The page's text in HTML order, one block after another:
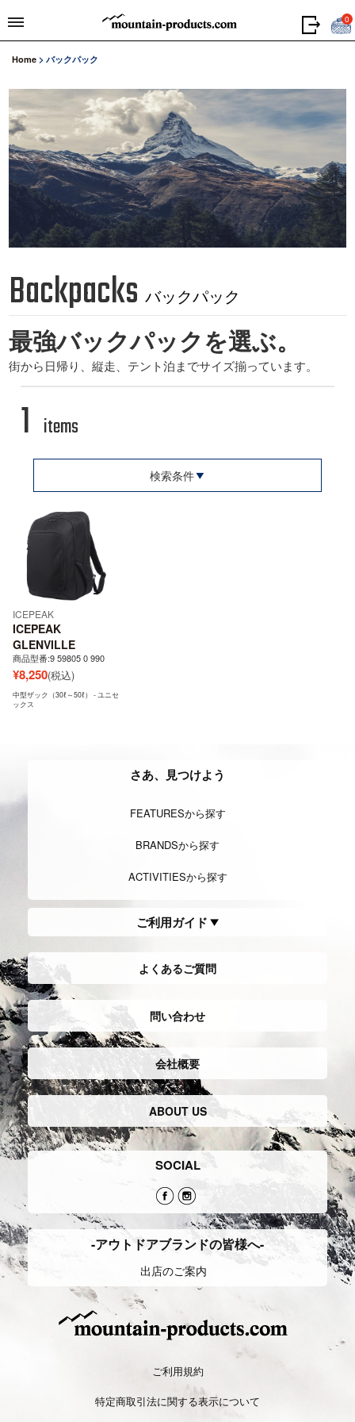
0
Home > バックパック
Backpacks バックパック
最強バックパックを選ぶ。
街から日帰り、縦走、テント泊までサイズ揃っています。
1 items
検索条件
ICEPEAK
ICEPEAK
GLENVILLE
商品型番:9 59805 0 990
¥8,250(税込)
中型ザック（30ℓ～50ℓ） - ユニセ
ックス
さあ、見つけよう
FEATURESから探す
BRANDSから探す
ACTIVITIESから探す
ご利用ガイド
よくあるご質問
問い合わせ
会社概要
ABOUT US
SOCIAL
-アウトドアブランドの皆様へ-
出店のご案内
ご利用規約
特定商取引法に関する表示について